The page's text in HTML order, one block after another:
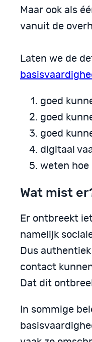
Maar ook als
vanuit de
Laten we de
goed
goed
goed
digitaal
weten hoe
Wat mist
Er ontbreekt
namelijk
Dus
contact
Dat dit
In sommige